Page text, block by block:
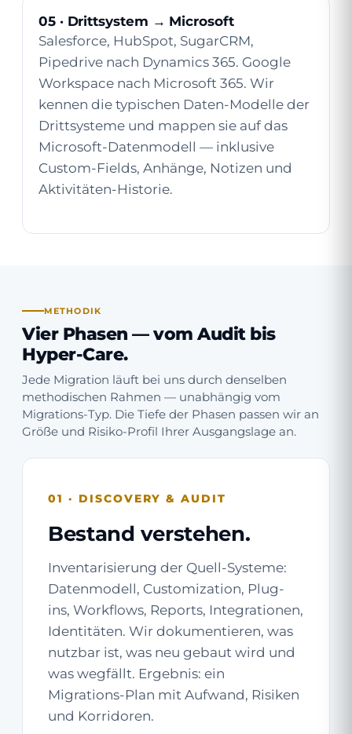
05 · Drittsystem → Microsoft
Salesforce, HubSpot, SugarCRM,
Pipedrive nach Dynamics 365. Google
Workspace nach Microsoft 365. Wir
kennen die typischen Daten-Modelle der
Drittsysteme und mappen sie auf das
Microsoft-Datenmodell — inklusive
Custom-Fields, Anhänge, Notizen und
Aktivitäten-Historie.
METHODIK
Vier Phasen — vom Audit bis
Hyper-Care.
Jede Migration läuft bei uns durch denselben
methodischen Rahmen — unabhängig vom
Migrations-Typ. Die Tiefe der Phasen passen wir an
Größe und Risiko-Profil Ihrer Ausgangslage an.
01 · DISCOVERY & AUDIT
Bestand verstehen.
Inventarisierung der Quell-Systeme:
Datenmodell, Customization, Plug-
ins, Workflows, Reports, Integrationen,
Identitäten. Wir dokumentieren, was
nutzbar ist, was neu gebaut wird und
was wegfällt. Ergebnis: ein
Migrations-Plan mit Aufwand, Risiken
und Korridoren.